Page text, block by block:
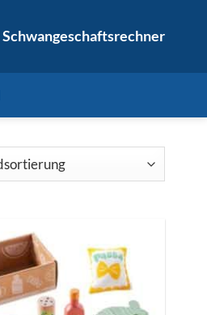
Schwangeschaftsrechner